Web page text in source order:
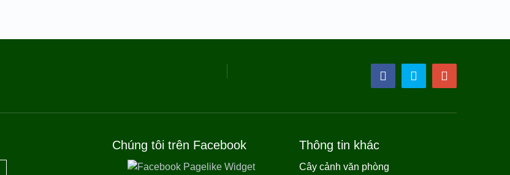
Chúng tôi trên Facebook Thông tin khác
Cây cảnh văn phòng